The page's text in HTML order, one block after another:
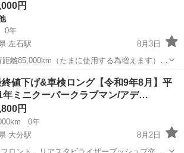
円
0年
左石駅
8月3日
離85,000km（たまに使用する為増えます）
2026.11 禁煙車・車両コーティング クリアラ
ーズコントロール ナビ ＨＩＤ サンルー
左石駅 その他 車両
値下げ&車検ロング【令和9年8月】平
年ミニクーパークラブマン/アデ…
円
0年
大分駅
8月2日